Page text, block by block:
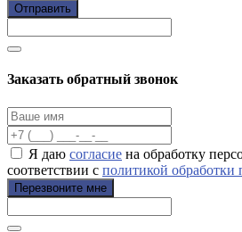
Отправить
Заказать обратный звонок
Я даю согласие на обработку
соответствии с политикой
Перезвоните мне